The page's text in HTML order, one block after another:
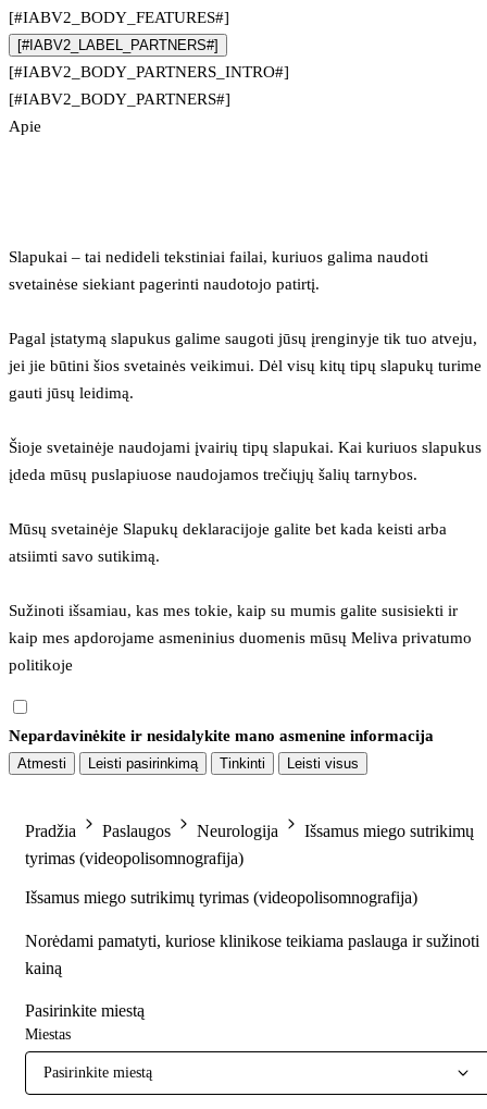
[#IABV2_BODY_FEATURES#]
[#IABV2_LABEL_PARTNERS#]
[#IABV2_BODY_PARTNERS_INTRO#]
[#IABV2_BODY_PARTNERS#]
Apie
Slapukai – tai nedideli tekstiniai failai, kuriuos galima naudoti
svetainėse siekiant pagerinti naudotojo patirtį.
Pagal įstatymą slapukus galime saugoti jūsų įrenginyje tik tuo atveju,
jei jie būtini šios svetainės veikimui. Dėl visų kitų tipų slapukų turime
gauti jūsų leidimą.
Šioje svetainėje naudojami įvairių tipų slapukai. Kai kuriuos slapukus
įdeda mūsų puslapiuose naudojamos trečiųjų šalių tarnybos.
Mūsų svetainėje Slapukų deklaracijoje galite bet kada keisti arba
atsiimti savo sutikimą.
Sužinoti išsamiau, kas mes tokie, kaip su mumis galite susisiekti ir
kaip mes apdorojame asmeninius duomenis mūsų Meliva privatumo
politikoje
Nepardavinėkite ir nesidalykite mano asmenine informacija
Atmesti Leisti pasirinkimą Tinkinti Leisti visus
Pradžia Paslaugos Neurologija
Išsamus miego sutrikimų
tyrimas (videopolisomnografija)
Išsamus miego sutrikimų tyrimas (videopolisomnografija)
Norėdami pamatyti, kuriose klinikose teikiama paslauga ir sužinoti
kainą
Pasirinkite miestą
Miestas
Pasirinkite miestą